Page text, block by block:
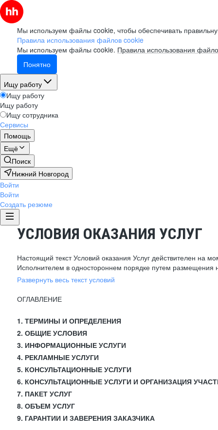
Мы используем файлы cookie, чтобы обеспечивать
Правила использования файлов cookie
Мы используем файлы cookie. Правила использования
Понятно
Ищу работу
Ищу работу
Ищу работу
Ищу сотрудника
Сервисы
Помощь
Ещё
Поиск
Нижний Новгород
Войти
Войти
Создать резюме
УСЛОВИЯ ОКАЗАНИЯ УСЛУГ
Настоящий текст Условий оказания Услуг действителен на
Исполнителем в одностороннем порядке путем размещения
Развернуть весь текст условий
ОГЛАВЛЕНИЕ
1. ТЕРМИНЫ И ОПРЕДЕЛЕНИЯ
2. ОБЩИЕ УСЛОВИЯ
3. ИНФОРМАЦИОННЫЕ УСЛУГИ
4. РЕКЛАМНЫЕ УСЛУГИ
5. КОНСУЛЬТАЦИОННЫЕ УСЛУГИ
6. КОНСУЛЬТАЦИОННЫЕ УСЛУГИ И ОРГАНИЗАЦИЯ
7. ПАКЕТ УСЛУГ
8. ОБЪЕМ УСЛУГ
9. ГАРАНТИИ И ЗАВЕРЕНИЯ ЗАКАЗЧИКА